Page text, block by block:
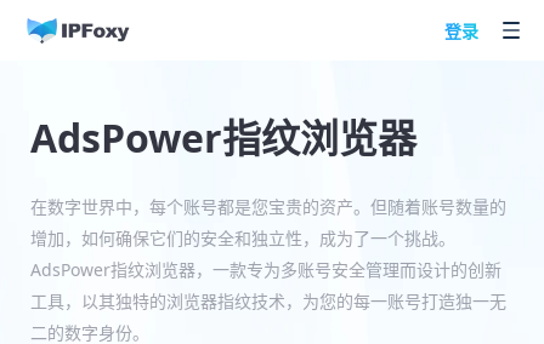
登录
AdsPower指纹浏览器
在数字世界中，每个账号都是您宝贵的资产。但随着账号数量的
增加，如何确保它们的安全和独立性，成为了一个挑战。
AdsPower指纹浏览器，一款专为多账号安全管理而设计的创新
工具，以其独特的浏览器指纹技术，为您的每一账号打造独一无
二的数字身份。